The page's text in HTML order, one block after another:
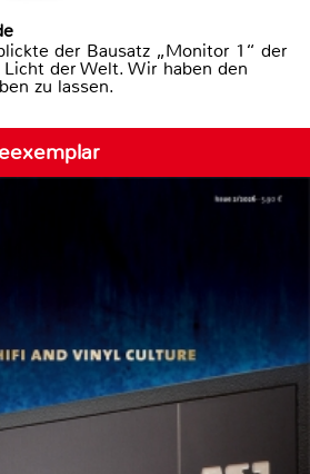
der Bausatz „Monitor 1“ der
der Welt. Wir haben den
zu lassen.